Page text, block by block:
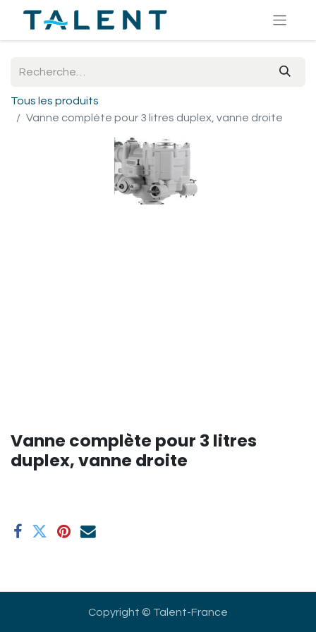
Tous les produits
Vanne complète pour 3 litres duplex, vanne droite
Vanne complète pour 3 litres
duplex, vanne droite
Copyright © Talent-France